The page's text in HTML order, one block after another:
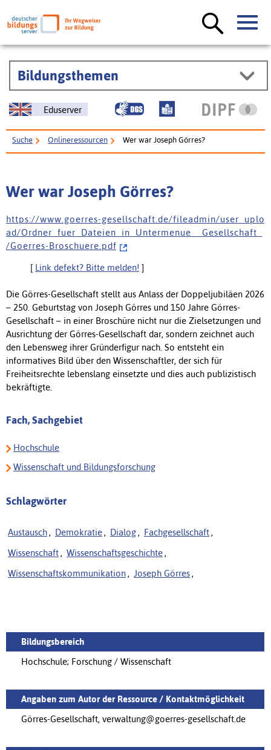
Bildungsthemen
Eduserver
Suche Onlineressourcen Wer war Joseph Görres?
Wer war Joseph Görres?
h t t p s : / / w w w . g o e r r e s - g e s e l l s c h a f t . d e / f i l e a d m i n / u s e r _ u p l o
a d / O r d n e r _ f u e r _ D a t e i e n _ i n _ U n t e r m e n u e _ _ G e s e l l s c h a f t _
/ G o e r r e s - B r o s c h u e r e . p d f
[ Link defekt? Bitte melden! ]
Die Görres-Gesellschaft stellt aus Anlass der Doppeljubiläen 2026
– 250. Geburtstag von Joseph Görres und 150 Jahre Görres-
Gesellschaft – in einer Broschüre nicht nur die Zielsetzungen und
Ausrichtung der Görres-Gesellschaft dar, sondern zeichnet auch
den Lebensweg ihrer Gründerfigur nach. So entsteht ein
informatives Bild über den Wissenschaftler, der sich für
Freiheitsrechte lebenslang einsetzte und dies auch publizistisch
bekräftigte.
Fach, Sachgebiet
Hochschule
Wissenschaft und Bildungsforschung
Schlagwörter
Austausch , Demokratie , Dialog , Fachgesellschaft ,
Wissenschaft , Wissenschaftsgeschichte ,
Wissenschaftskommunikation , Joseph Görres ,
Bildungsbereich
Hochschule; Forschung / Wissenschaft
Angaben zum Autor der Ressource / Kontaktmöglichkeit
Görres-Gesellschaft, verwaltung@goerres-gesellschaft.de